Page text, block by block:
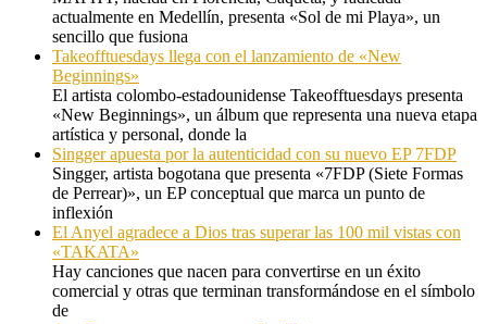
actualmente en Medellín, presenta «Sol de mi Playa», un
sencillo que fusiona
Takeofftuesdays llega con el lanzamiento de «New
Beginnings»
El artista colombo-estadounidense Takeofftuesdays presenta
«New Beginnings», un álbum que representa una nueva etapa
artística y personal, donde la
Singger apuesta por la autenticidad con su nuevo EP 7FDP
Singger, artista bogotana que presenta «7FDP (Siete Formas
de Perrear)», un EP conceptual que marca un punto de
inflexión
El Anyel agradece a Dios tras superar las 100 mil vistas con
«TAKATA»
Hay canciones que nacen para convertirse en un éxito
comercial y otras que terminan transformándose en el símbolo
de